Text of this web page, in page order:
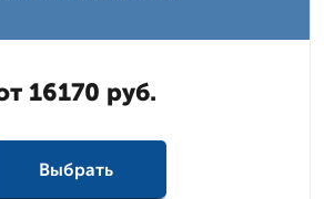
16170 руб.
Выбрать